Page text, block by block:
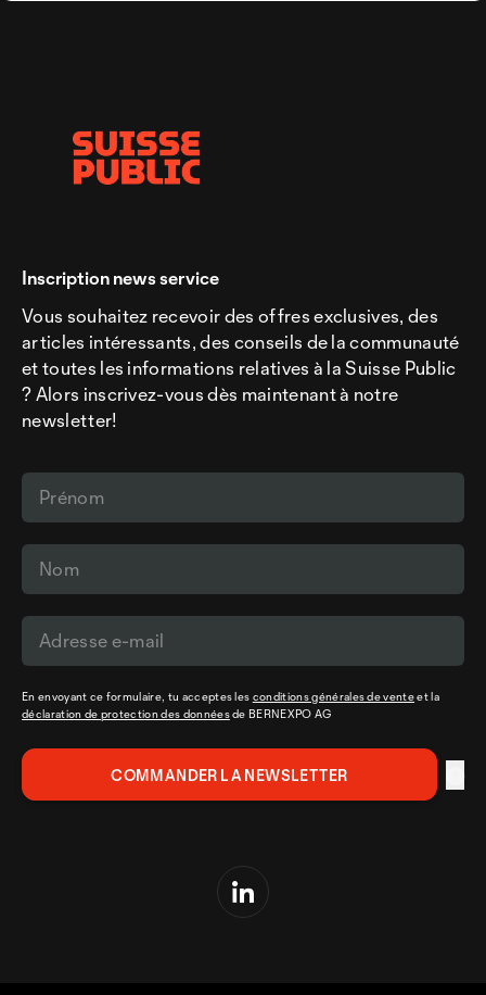
Inscription news service
Vous souhaitez recevoir des offres exclusives, des
articles intéressants, des conseils de la communauté
et toutes les informations relatives à la Suisse Public
? Alors inscrivez-vous dès maintenant à notre
newsletter!
En envoyant ce formulaire, tu acceptes les conditions générales de venteet la
déclaration de protection des donnéesde BERNEXPO AG